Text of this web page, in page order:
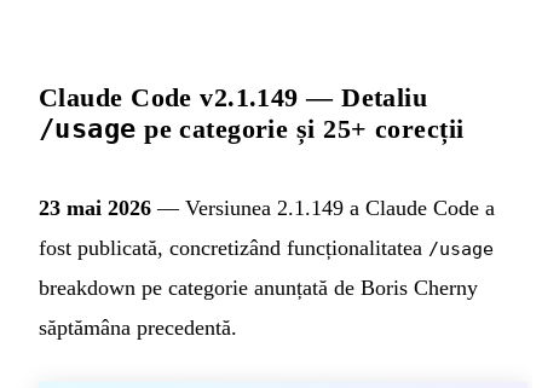
Claude Code v2.1.149 — Detaliu
/usage pe categorie și 25+ corecții
23 mai 2026 — Versiunea 2.1.149 a Claude Code a
fost publicată, concretizând funcționalitatea /usage
breakdown pe categorie anunțată de Boris Cherny
săptămâna precedentă.